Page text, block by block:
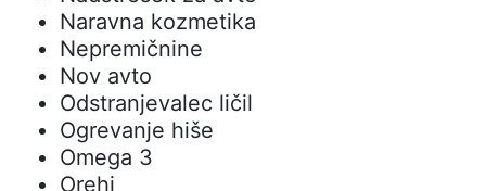
Naravna kozmetika
Nepremičnine
Nov avto
Odstranjevalec ličil
Ogrevanje hiše
Omega 3
Orehi